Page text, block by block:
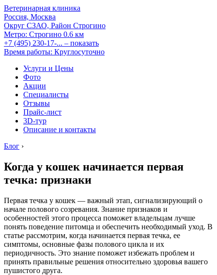
Ветеринарная клиника
Россия, Москва
Округ СЗАО, Район Строгино
Метро: Строгино 0.6 км
+7 (495) 230-17-... – показать
Время работы: Круглосуточно
Услуги и Цены
Фото
Акции
Специалисты
Отзывы
Прайс-лист
3D-тур
Описание и контакты
Блог ›
Когда у кошек начинается первая
течка: признаки
Первая течка у кошек — важный этап, сигнализирующий о
начале полового созревания. Знание признаков и
особенностей этого процесса поможет владельцам лучше
понять поведение питомца и обеспечить необходимый уход. В
статье рассмотрим, когда начинается первая течка, ее
симптомы, основные фазы полового цикла и их
периодичность. Это знание поможет избежать проблем и
принять правильные решения относительно здоровья вашего
пушистого друга.